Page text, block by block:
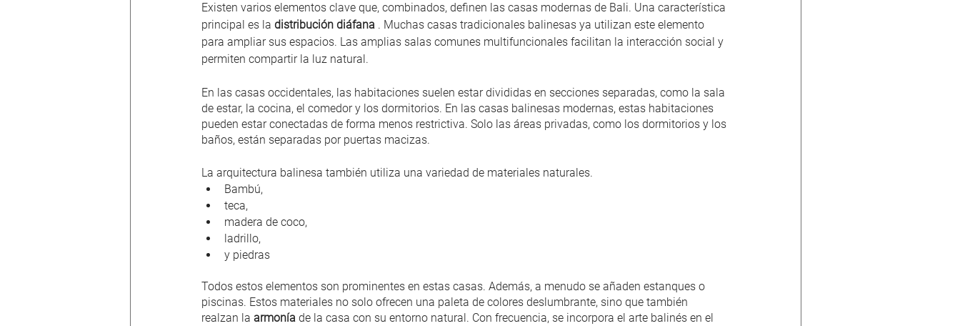
Existen varios elementos clave que, combinados, definen las casas modernas de Bali. Una característica
principal es la distribución diáfana . Muchas casas tradicionales balinesas ya utilizan este elemento
para ampliar sus espacios. Las amplias salas comunes multifuncionales facilitan la interacción social y
permiten compartir la luz natural.
En las casas occidentales, las habitaciones suelen estar divididas en secciones separadas, como la sala
de estar, la cocina, el comedor y los dormitorios. En las casas balinesas modernas, estas habitaciones
pueden estar conectadas de forma menos restrictiva. Solo las áreas privadas, como los dormitorios y los
baños, están separadas por puertas macizas.
La arquitectura balinesa también utiliza una variedad de materiales naturales.
Bambú,
teca,
madera de coco,
ladrillo,
y piedras
Todos estos elementos son prominentes en estas casas. Además, a menudo se añaden estanques o
piscinas. Estos materiales no solo ofrecen una paleta de colores deslumbrante, sino que también
realzan la armonía de la casa con su entorno natural. Con frecuencia, se incorpora el arte balinés en el